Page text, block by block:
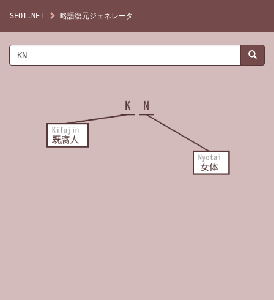
SEOI.NET 略語復元ジェネレータ